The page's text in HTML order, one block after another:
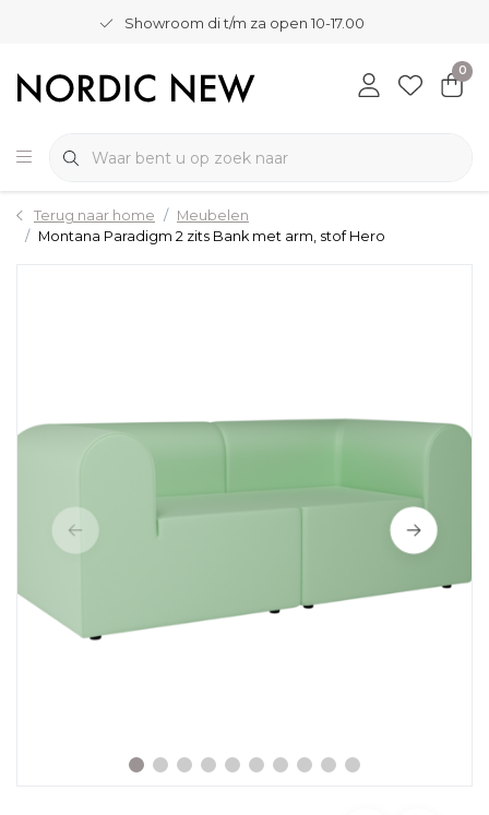
Showroom di t/m za open 10-17.00
0
Terug naar home
Meubelen
Montana Paradigm 2 zits Bank met arm, stof Hero